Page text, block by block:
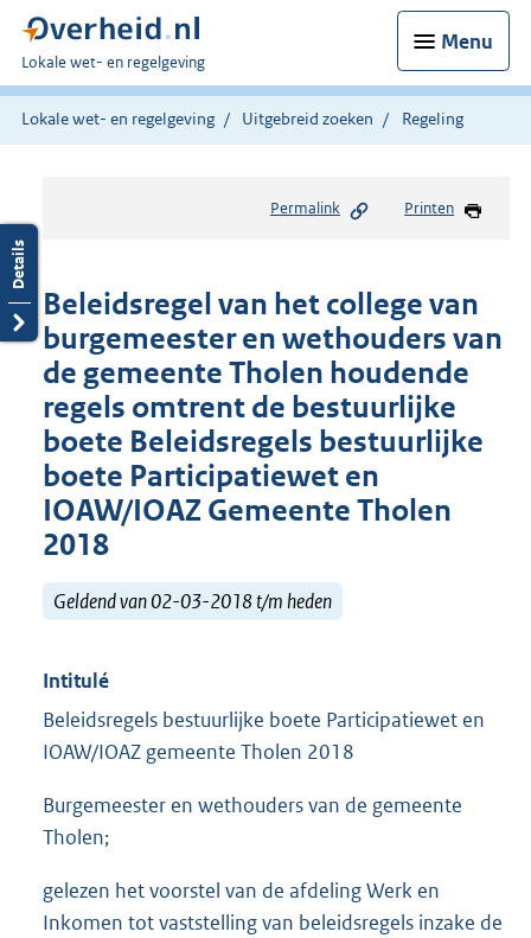
Menu
U
bent
hier:
Lokale wet- en regelgeving
Lokale wet- en regelgeving Uitgebreid zoeken Regeling
Permalink Printen
Beleidsregel van het college van
burgemeester en wethouders van
de gemeente Tholen houdende
regels omtrent de bestuurlijke
boete Beleidsregels bestuurlijke
boete Participatiewet en
IOAW/IOAZ Gemeente Tholen
2018
Geldend van 02-03-2018 t/m heden
Intitulé
Beleidsregels bestuurlijke boete Participatiewet en
IOAW/IOAZ gemeente Tholen 2018
Burgemeester en wethouders van de gemeente
Tholen;
gelezen het voorstel van de afdeling Werk en
Inkomen tot vaststelling van beleidsregels inzake de